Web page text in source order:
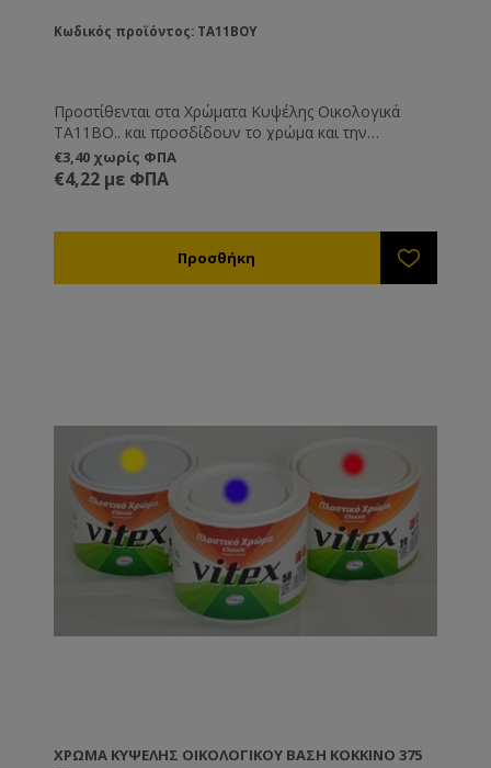
Κωδικός προϊόντος: TA11BOY
Προστίθενται στα Χρώματα Κυψέλης Οικολογικά
TA11BO.. και προσδίδουν το χρώμα και την
απόχρωση που εσείς θέλετε.
€3,40 χωρίς ΦΠΑ
€4,22 με ΦΠΑ
ΧΡΏΜΑ ΚΥΨΈΛΗΣ ΟΙΚΟΛΟΓΙΚΟΎ ΒΑΣΗ ΚΌΚΚΙΝΟ 375